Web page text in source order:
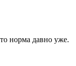
норма давно уже.